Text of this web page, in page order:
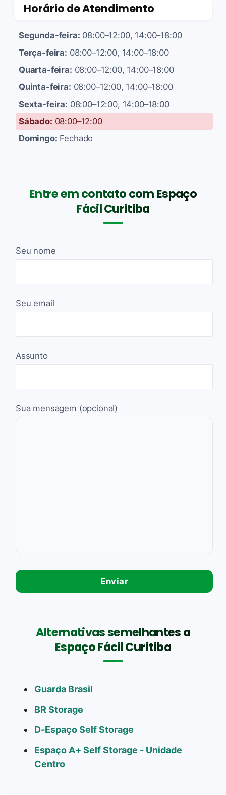
Horário de Atendimento
Segunda-feira: 08:00–12:00, 14:00–18:00
Terça-feira: 08:00–12:00, 14:00–18:00
Quarta-feira: 08:00–12:00, 14:00–18:00
Quinta-feira: 08:00–12:00, 14:00–18:00
Sexta-feira: 08:00–12:00, 14:00–18:00
Sábado: 08:00–12:00
Domingo: Fechado
Entre em contato com Espaço
Fácil Curitiba
Seu nome
Seu email
Assunto
Sua mensagem (opcional)
Alternativas semelhantes a
Espaço Fácil Curitiba
Guarda Brasil
BR Storage
D-Espaço Self Storage
Espaço A+ Self Storage - Unidade
Centro